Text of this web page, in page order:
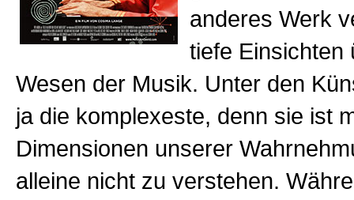
anderes Werk
tiefe Einsichten
Wesen der Musik. Unter den
ja die komplexeste, denn sie ist
Dimensionen unserer
alleine nicht zu verstehen.